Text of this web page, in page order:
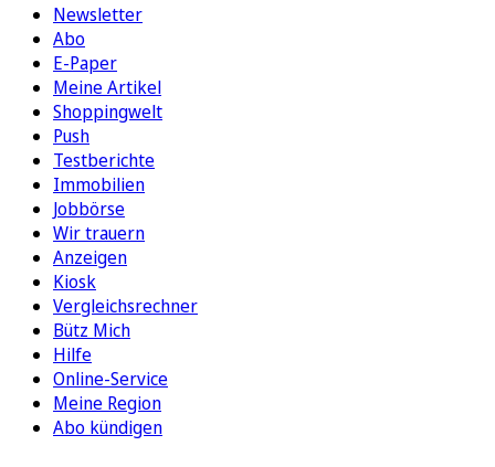
Newsletter
Abo
E-Paper
Meine Artikel
Shoppingwelt
Push
Testberichte
Immobilien
Jobbörse
Wir trauern
Anzeigen
Kiosk
Vergleichsrechner
Bütz Mich
Hilfe
Online-Service
Meine Region
Abo kündigen